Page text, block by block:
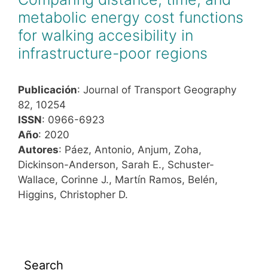
metabolic energy cost functions
for walking accesibility in
infrastructure-poor regions
Publicación: Journal of Transport Geography
82, 10254
ISSN: 0966-6923
Año: 2020
Autores: Páez, Antonio, Anjum, Zoha,
Dickinson-Anderson, Sarah E., Schuster-
Wallace, Corinne J., Martín Ramos, Belén,
Higgins, Christopher D.
Search